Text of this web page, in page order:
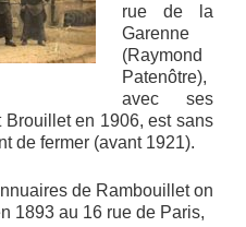
rue de la
Garenne
(Raymond
Patenôtre),
avec ses
en 1906, est sans
de fermer (avant 1921).
de Rambouillet on
1893 au 16 rue de Paris,